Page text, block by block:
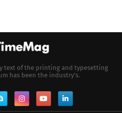
text of the printing and typesetting
has been the industry's.